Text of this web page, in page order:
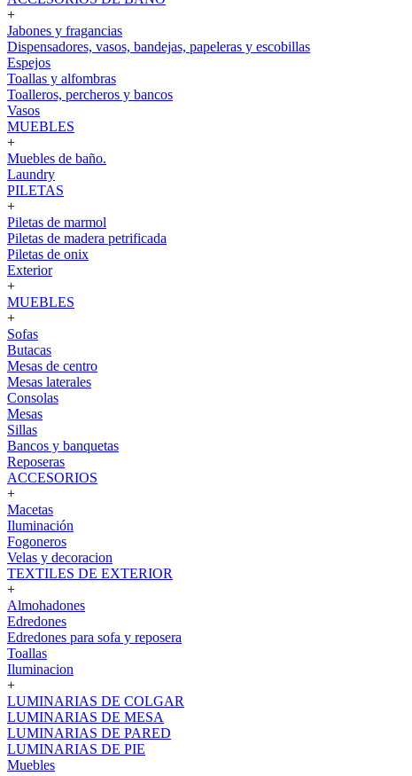
+
Jabones y fragancias
Dispensadores, vasos, bandejas, papeleras y escobillas
Espejos
Toallas y alfombras
Toalleros, percheros y bancos
Vasos
MUEBLES
+
Muebles de baño.
Laundry
PILETAS
+
Piletas de marmol
Piletas de madera petrificada
Piletas de onix
Exterior
+
MUEBLES
+
Sofas
Butacas
Mesas de centro
Mesas laterales
Consolas
Mesas
Sillas
Bancos y banquetas
Reposeras
ACCESORIOS
+
Macetas
Iluminación
Fogoneros
Velas y decoracion
TEXTILES DE EXTERIOR
+
Almohadones
Edredones
Edredones para sofa y reposera
Toallas
Iluminacion
+
LUMINARIAS DE COLGAR
LUMINARIAS DE MESA
LUMINARIAS DE PARED
LUMINARIAS DE PIE
Muebles